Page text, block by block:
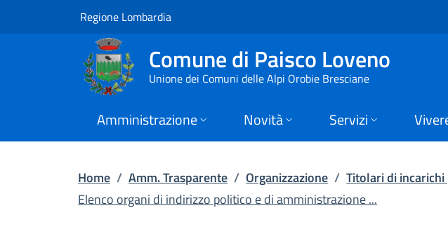
Vai al contenuto principale
Elenco organi di indirizzo
Regione Lombardia
Comune di Paisco Loveno
Unione dei Comuni delle Alpi Orobie Bresciane
Amministrazione Novità Servizi
Home / Amm. Trasparente / Organizzazione / Titolari di
Elenco organi di indirizzo politico e di amministrazione ...